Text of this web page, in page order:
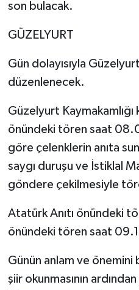
son bulacak.
GÜZELYURT
Gün dolayısıyla
düzenlenecek.
Güzelyurt Kaymakamlığı
önündeki tören saat
göre çelenklerin anıta
saygı duruşu ve İstiklal
göndere çekilmesiyle
Atatürk Anıtı önündeki
önündeki tören saat
Günün anlam ve
şiir okunmasının